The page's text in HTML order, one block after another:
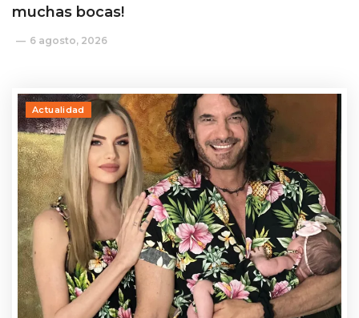
muchas bocas!
6 agosto, 2026
Actualidad